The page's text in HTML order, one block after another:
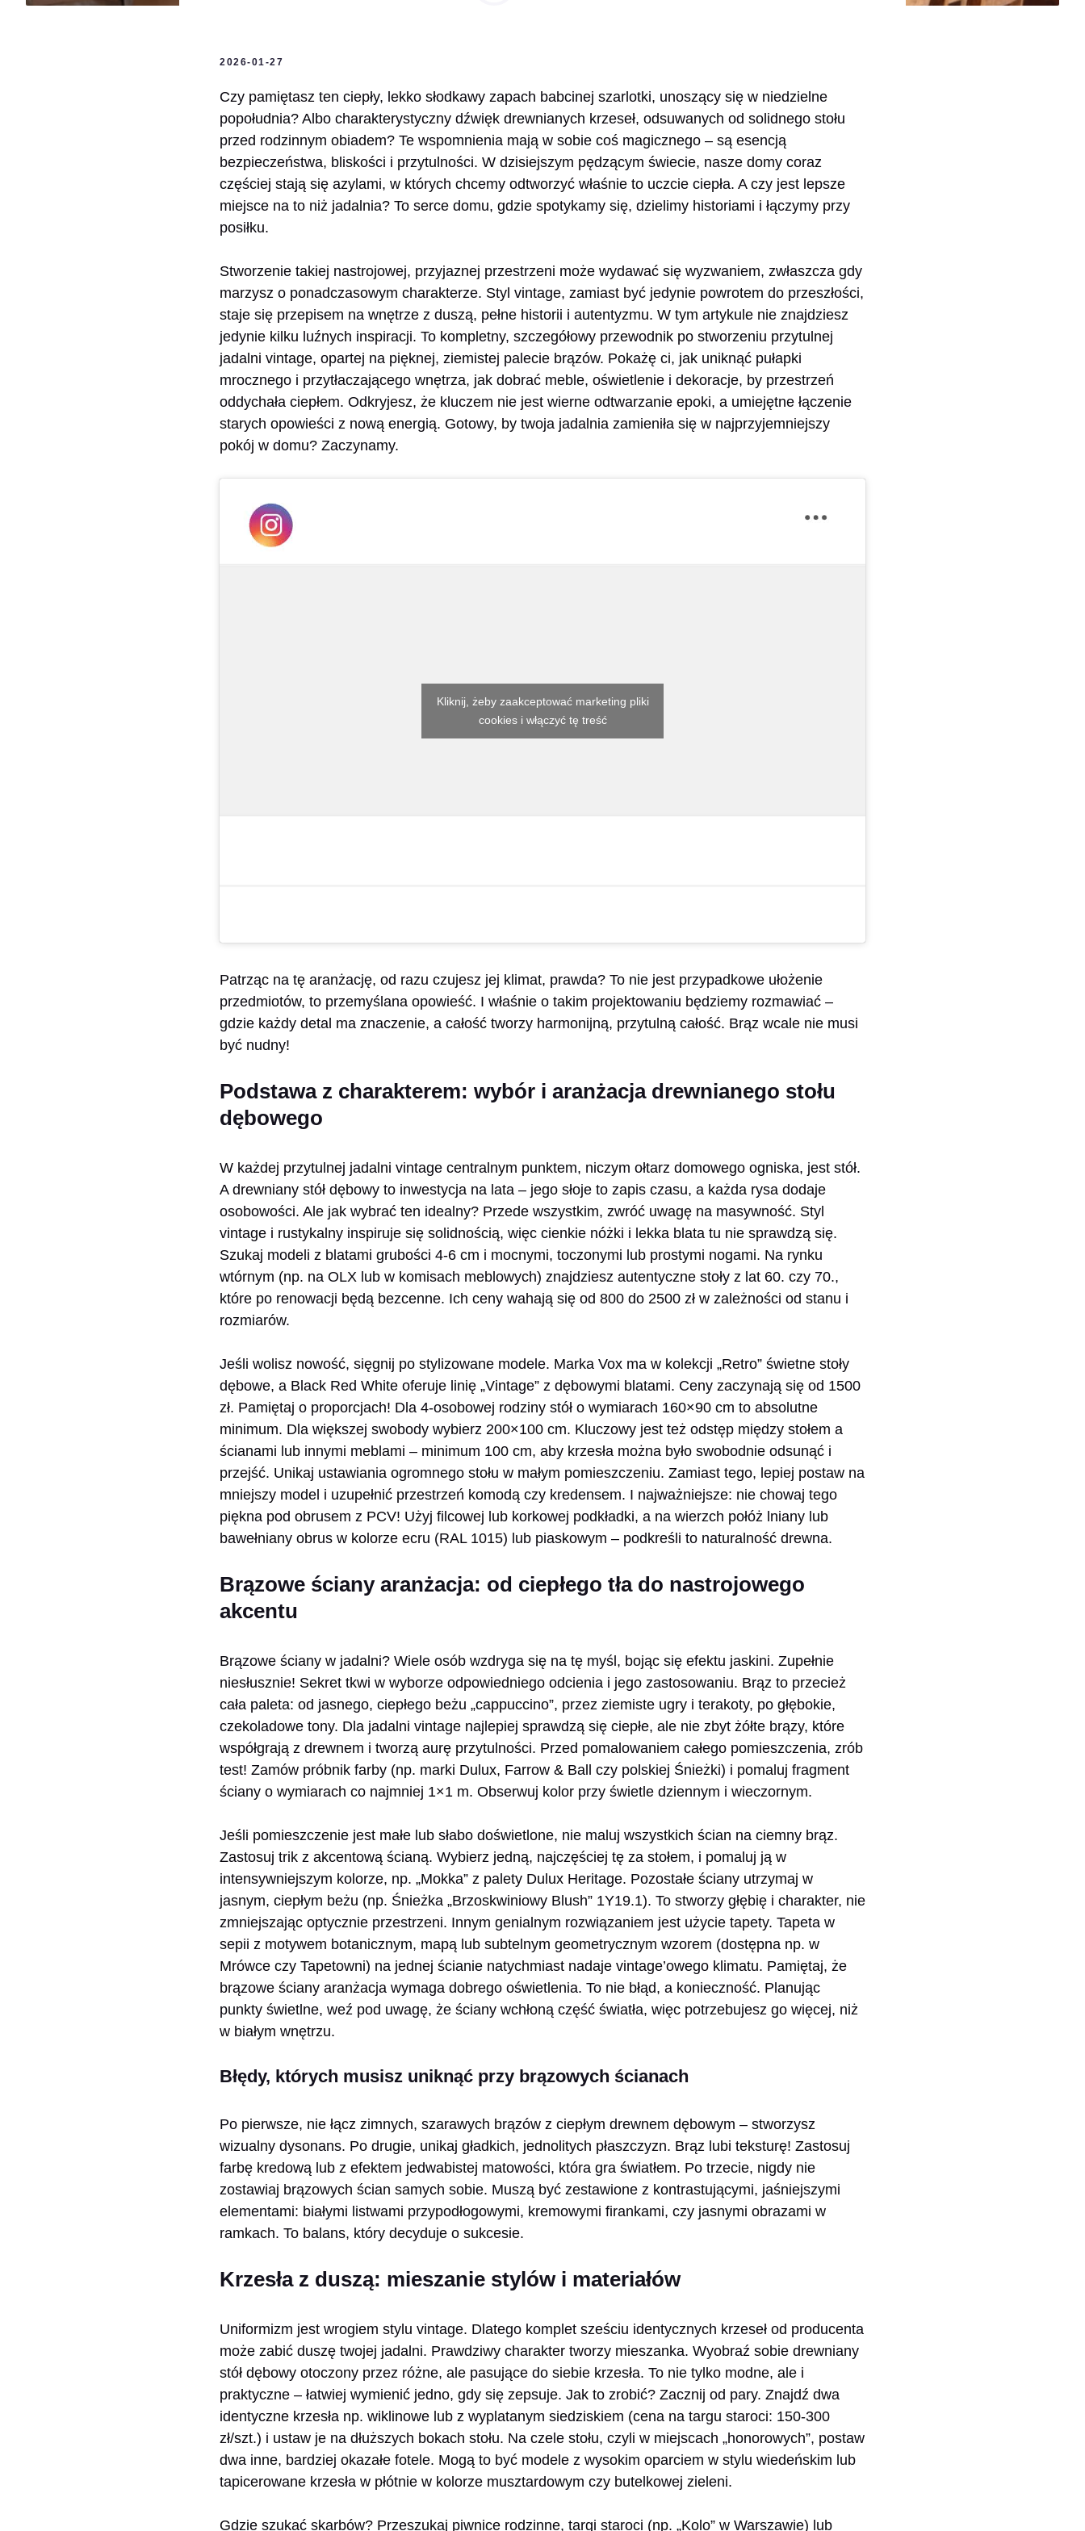
2026-01-27
Czy pamiętasz ten ciepły, lekko słodkawy zapach babcinej szarlotki, unoszący się w niedzielne
popołudnia? Albo charakterystyczny dźwięk drewnianych krzeseł, odsuwanych od solidnego stołu
przed rodzinnym obiadem? Te wspomnienia mają w sobie coś magicznego – są esencją
bezpieczeństwa, bliskości i przytulności. W dzisiejszym pędzącym świecie, nasze domy coraz
częściej stają się azylami, w których chcemy odtworzyć właśnie to uczcie ciepła. A czy jest lepsze
miejsce na to niż jadalnia? To serce domu, gdzie spotykamy się, dzielimy historiami i łączymy przy
posiłku.
Stworzenie takiej nastrojowej, przyjaznej przestrzeni może wydawać się wyzwaniem, zwłaszcza gdy
marzysz o ponadczasowym charakterze. Styl vintage, zamiast być jedynie powrotem do przeszłości,
staje się przepisem na wnętrze z duszą, pełne historii i autentyzmu. W tym artykule nie znajdziesz
jedynie kilku luźnych inspiracji. To kompletny, szczegółowy przewodnik po stworzeniu przytulnej
jadalni vintage, opartej na pięknej, ziemistej palecie brązów. Pokażę ci, jak uniknąć pułapki
mrocznego i przytłaczającego wnętrza, jak dobrać meble, oświetlenie i dekoracje, by przestrzeń
oddychała ciepłem. Odkryjesz, że kluczem nie jest wierne odtwarzanie epoki, a umiejętne łączenie
starych opowieści z nową energią. Gotowy, by twoja jadalnia zamieniła się w najprzyjemniejszy
pokój w domu? Zaczynamy.
Kliknij, żeby zaakceptować marketing pliki
cookies i włączyć tę treść
Patrząc na tę aranżację, od razu czujesz jej klimat, prawda? To nie jest przypadkowe ułożenie
przedmiotów, to przemyślana opowieść. I właśnie o takim projektowaniu będziemy rozmawiać –
gdzie każdy detal ma znaczenie, a całość tworzy harmonijną, przytulną całość. Brąz wcale nie musi
być nudny!
Podstawa z charakterem: wybór i aranżacja drewnianego stołu
dębowego
W każdej przytulnej jadalni vintage centralnym punktem, niczym ołtarz domowego ogniska, jest stół.
A drewniany stół dębowy to inwestycja na lata – jego słoje to zapis czasu, a każda rysa dodaje
osobowości. Ale jak wybrać ten idealny? Przede wszystkim, zwróć uwagę na masywność. Styl
vintage i rustykalny inspiruje się solidnością, więc cienkie nóżki i lekka blata tu nie sprawdzą się.
Szukaj modeli z blatami grubości 4-6 cm i mocnymi, toczonymi lub prostymi nogami. Na rynku
wtórnym (np. na OLX lub w komisach meblowych) znajdziesz autentyczne stoły z lat 60. czy 70.,
które po renowacji będą bezcenne. Ich ceny wahają się od 800 do 2500 zł w zależności od stanu i
rozmiarów.
Jeśli wolisz nowość, sięgnij po stylizowane modele. Marka Vox ma w kolekcji „Retro” świetne stoły
dębowe, a Black Red White oferuje linię „Vintage” z dębowymi blatami. Ceny zaczynają się od 1500
zł. Pamiętaj o proporcjach! Dla 4-osobowej rodziny stół o wymiarach 160×90 cm to absolutne
minimum. Dla większej swobody wybierz 200×100 cm. Kluczowy jest też odstęp między stołem a
ścianami lub innymi meblami – minimum 100 cm, aby krzesła można było swobodnie odsunąć i
przejść. Unikaj ustawiania ogromnego stołu w małym pomieszczeniu. Zamiast tego, lepiej postaw na
mniejszy model i uzupełnić przestrzeń komodą czy kredensem. I najważniejsze: nie chowaj tego
piękna pod obrusem z PCV! Użyj filcowej lub korkowej podkładki, a na wierzch połóż lniany lub
bawełniany obrus w kolorze ecru (RAL 1015) lub piaskowym – podkreśli to naturalność drewna.
Brązowe ściany aranżacja: od ciepłego tła do nastrojowego
akcentu
Brązowe ściany w jadalni? Wiele osób wzdryga się na tę myśl, bojąc się efektu jaskini. Zupełnie
niesłusznie! Sekret tkwi w wyborze odpowiedniego odcienia i jego zastosowaniu. Brąz to przecież
cała paleta: od jasnego, ciepłego beżu „cappuccino”, przez ziemiste ugry i terakoty, po głębokie,
czekoladowe tony. Dla jadalni vintage najlepiej sprawdzą się ciepłe, ale nie zbyt żółte brązy, które
współgrają z drewnem i tworzą aurę przytulności. Przed pomalowaniem całego pomieszczenia, zrób
test! Zamów próbnik farby (np. marki Dulux, Farrow & Ball czy polskiej Śnieżki) i pomaluj fragment
ściany o wymiarach co najmniej 1×1 m. Obserwuj kolor przy świetle dziennym i wieczornym.
Jeśli pomieszczenie jest małe lub słabo doświetlone, nie maluj wszystkich ścian na ciemny brąz.
Zastosuj trik z akcentową ścianą. Wybierz jedną, najczęściej tę za stołem, i pomaluj ją w
intensywniejszym kolorze, np. „Mokka” z palety Dulux Heritage. Pozostałe ściany utrzymaj w
jasnym, ciepłym beżu (np. Śnieżka „Brzoskwiniowy Blush” 1Y19.1). To stworzy głębię i charakter, nie
zmniejszając optycznie przestrzeni. Innym genialnym rozwiązaniem jest użycie tapety. Tapeta w
sepii z motywem botanicznym, mapą lub subtelnym geometrycznym wzorem (dostępna np. w
Mrówce czy Tapetowni) na jednej ścianie natychmiast nadaje vintage’owego klimatu. Pamiętaj, że
brązowe ściany aranżacja wymaga dobrego oświetlenia. To nie błąd, a konieczność. Planując
punkty świetlne, weź pod uwagę, że ściany wchłoną część światła, więc potrzebujesz go więcej, niż
w białym wnętrzu.
Błędy, których musisz uniknąć przy brązowych ścianach
Po pierwsze, nie łącz zimnych, szarawych brązów z ciepłym drewnem dębowym – stworzysz
wizualny dysonans. Po drugie, unikaj gładkich, jednolitych płaszczyzn. Brąz lubi teksturę! Zastosuj
farbę kredową lub z efektem jedwabistej matowości, która gra światłem. Po trzecie, nigdy nie
zostawiaj brązowych ścian samych sobie. Muszą być zestawione z kontrastującymi, jaśniejszymi
elementami: białymi listwami przypodłogowymi, kremowymi firankami, czy jasnymi obrazami w
ramkach. To balans, który decyduje o sukcesie.
Krzesła z duszą: mieszanie stylów i materiałów
Uniformizm jest wrogiem stylu vintage. Dlatego komplet sześciu identycznych krzeseł od producenta
może zabić duszę twojej jadalni. Prawdziwy charakter tworzy mieszanka. Wyobraź sobie drewniany
stół dębowy otoczony przez różne, ale pasujące do siebie krzesła. To nie tylko modne, ale i
praktyczne – łatwiej wymienić jedno, gdy się zepsuje. Jak to zrobić? Zacznij od pary. Znajdź dwa
identyczne krzesła np. wiklinowe lub z wyplatanym siedziskiem (cena na targu staroci: 150-300
zł/szt.) i ustaw je na dłuższych bokach stołu. Na czele stołu, czyli w miejscach „honorowych”, postaw
dwa inne, bardziej okazałe fotele. Mogą to być modele z wysokim oparciem w stylu wiedeńskim lub
tapicerowane krzesła w płótnie w kolorze musztardowym czy butelkowej zieleni.
Gdzie szukać skarbów? Przeszukaj piwnice rodzinne, targi staroci (np. „Kolo” w Warszawie) lub